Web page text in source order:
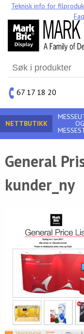
Search
for:
67 17 18 20
Teknisk info for
NETTBUTIKK OG
General
kunder_ny